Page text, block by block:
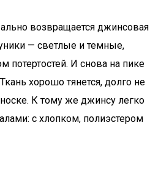
возвращается джинсовая
— светлые и темные,
потертостей. И снова на пике
хорошо тянется, долго не
К тому же джинсу легко
с хлопком, полиэстером